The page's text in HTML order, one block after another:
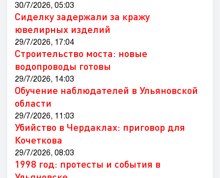
30/7/2026, 05:03
Сиделку задержали за кражу
ювелирных изделий
29/7/2026, 17:04
Строительство моста: новые
водопроводы готовы
29/7/2026, 14:03
Обучение наблюдателей в Ульяновской
области
29/7/2026, 11:03
Убийство в Чердаклах: приговор для
Кочеткова
29/7/2026, 08:03
1998 год: протесты и события в